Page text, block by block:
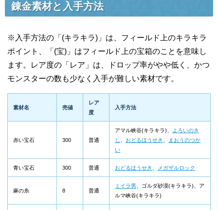
錬金素材と入手方法
※入手方法の「(キラキラ)」は、フィールド上のキラキラ
ポイント、「(宝)」はフィールド上の宝箱のことを意味し
ます。レア度の「レア」は、ドロップ率がやや低く、かつ
モンスターの数も少なく入手が難しい素材です。
素材名 売値
レア
度
入手方法
赤い宝石 300 普通
アマル峡谷(キラキラ)、
よろいのき
し
おどるほうせき
まおうのつか
い
青い宝石 300 普通 おどるほうせき メガザルロック
麻の糸 8 普通
ミイラ男 、ゴルダ砂漠(キラキラ)、ア
ルマ峡谷(キラキラ)